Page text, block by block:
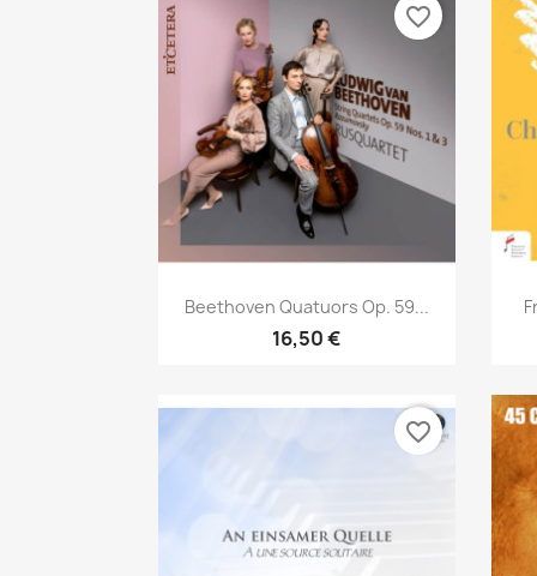
Aperçu rapide
Beethoven Quatuors Op. 59...
16,50 €
favorite_border
favorite_border